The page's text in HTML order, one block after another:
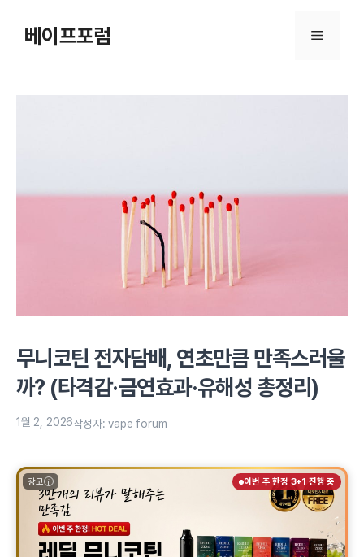
베이프포럼 메
무니코틴 전자담배, 연초만큼 만족스러울
까? (타격감·금연효과·유해성 총정리)
1월 2, 2026작성자:vape forum
광고 이번 주 한정 3+1 진행 중